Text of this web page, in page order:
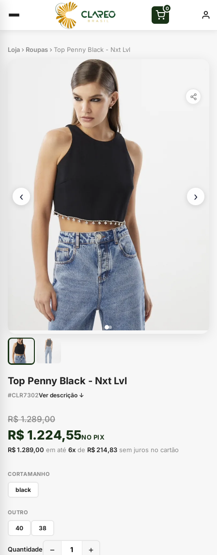
0
Loja Roupas Top Penny Black - Nxt Lvl
‹ ›
Top Penny Black - Nxt Lvl
#CLR7302Ver descrição ↓
R$ 1.289,00
R$ 1.224,55NO PIX
R$ 1.289,00 em até 6x de R$ 214,83 sem juros no cartão
CORTAMANHO
black
OUTRO
40 38
Quantidade − +